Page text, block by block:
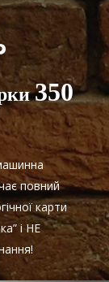
350
повний
карти
і НЕ